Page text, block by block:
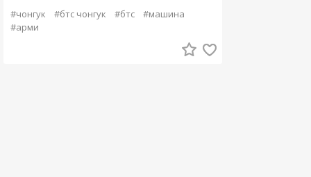
#чонгук #бтс чонгук #бтс
#машина
#арми